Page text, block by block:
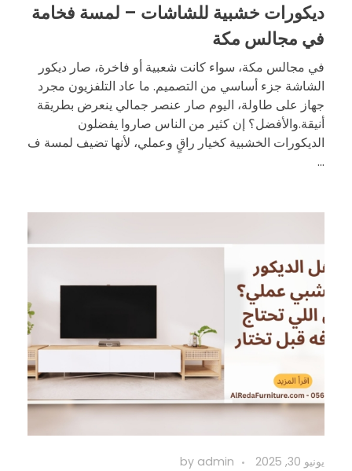
ديكورات خشبية للشاشات – لمسة فخامة
في مجالس مكة
في مجالس مكة، سواء كانت شعبية أو فاخرة، صار ديكور
الشاشة جزء أساسي من التصميم. ما عاد التلفزيون مجرد
جهاز على طاولة، اليوم صار عنصر جمالي ينعرض بطريقة
أنيقة.والأفضل؟ إن كثير من الناس صاروا يفضلون
الديكورات الخشبية كخيار راقٍ وعملي، لأنها تضيف لمسة ف
...
يونيو 30, 2025 by admin